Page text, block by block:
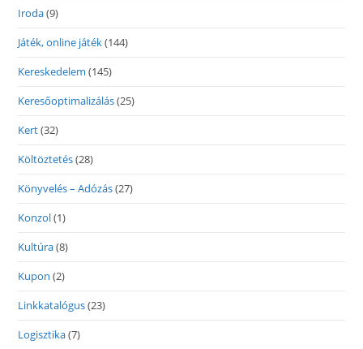
Iroda(9)
Játék, online játék(144)
Kereskedelem (145)
Keresőoptimalizálás(25)
Kert(32)
Költöztetés(28)
Könyvelés – Adózás(27)
Konzol(1)
Kultúra(8)
Kupon (2)
Linkkatalógus(23)
Logisztika(7)